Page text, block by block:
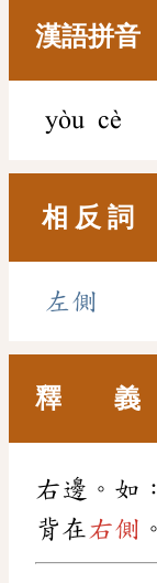
漢語拼音
yòu cè
相 反 詞
左側
釋 義
右邊。如
背在右側